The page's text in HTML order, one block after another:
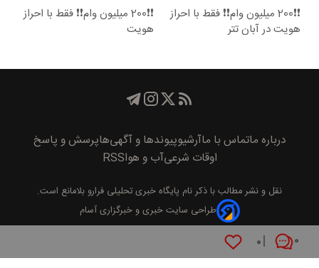
۰ ۰
❗❗200 میلیون وام❗❗ فقط با احراز
هویت در آبان تتر
❗❗200 میلیون وام❗❗ فقط با احراز
هویت
درباره ماتماس با ماآرشیوپیوند‌ها و آگهی‌هاپرسش و پاسخ
اوقات شرعیآب و هواRSS
نقل و نشر مطالب با ذکر نام پايگاه خبری تحليلی فرارو بلامانع است.
طراحی سایت خبری و خبرگزاری آسام